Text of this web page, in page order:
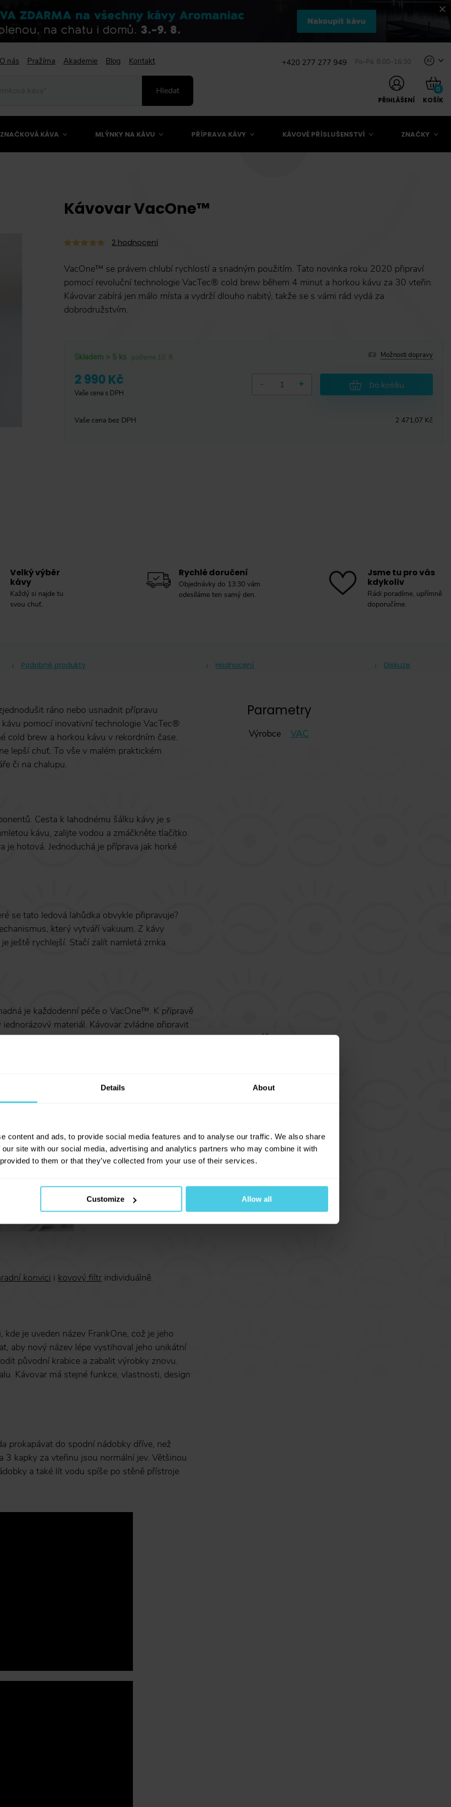
Details About
content and ads, to provide social media features and to analyse our traffic. We also share
site with our social media, advertising and analytics partners who may combine it with
to them or that they’ve collected from your use of their services.
Customize Allow all
O nás Pražírna Akademie Blog Kontakt
Hledat
+420 277 277 949 Po–Pá: 8:00–16:30 Kč
PŘIHLÁŠENÍ
0
KOŠÍK
ZNAČKOVÁ KÁVA MLÝNKY NA KÁVU PŘÍPRAVA KÁVY KÁVOVÉ PŘÍSLUŠENSTVÍ ZNAČKY
Kávovar VacOne™
2 hodnocení
VacOne™ se právem chlubí rychlostí a snadným použitím. Tato novinka roku 2020 připraví
pomocí revoluční technologie VacTec® cold brew během 4 minut a horkou kávu za 30 vteřin.
Kávovar zabírá jen málo místa a vydrží dlouho nabitý, takže se s vámi rád vydá za
dobrodružstvím.
Skladem > 5 ks pošleme 10. 8. Možnosti dopravy
2 990 Kč
Vaše cena s DPH
+ Do košíku
Vaše cena bez DPH 2 471,07 Kč
Velký výběr
kávy
Každý si najde tu
svou chuť.
Rychlé doručení
Objednávky do 13:30 vám
odesíláme ten samý den.
Jsme tu pro vás
kdykoliv
Rádi poradíme, upřímně
doporučíme.
Podobné produkty Hodnocení Diskuze
ráno nebo usnadnit přípravu
pomocí inovativní technologie VacTec®
cold brew a horkou kávu v rekordním čase.
lepší chuť. To vše v malém praktickém
či na chalupu.
Cesta k lahodnému šálku kávy je s
kávu, zalijte vodou a zmáčkněte tlačítko.
je hotová. Jednoduchá je příprava jak horké
se tato ledová lahůdka obvykle připravuje?
který vytváří vakuum. Z kávy
ještě rychlejší. Stačí zalít namletá zrnka
je každodenní péče o VacOne™. K přípravě
materiál. Kávovar zvládne připravit
kabelem třeba k notebooku.
mu získala ocenění v magazínu Esquire.
brew roku 2021. S patentovanou
jednoduchá a zkrátka naprosto geniální.
konvici i kovový filtr individuálně.
je uveden název FrankOne, což je jeho
aby nový název lépe vystihoval jeho unikátní
původní krabice a zabalit výrobky znovu.
Kávovar má stejné funkce, vlastnosti, design
prokapávat do spodní nádobky dříve, než
3 kapky za vteřinu jsou normální jev. Většinou
a také lít vodu spíše po stěně přístroje
Parametry
Výrobce VAC
Chcete 10% slevu na naši čerstvě praženou kávu
novinkách na našem e-shopu!
Odesláním e-mailové adresy souhlasíte se zasíláním
obchodních sdělení dleinformací o zpracování osobních